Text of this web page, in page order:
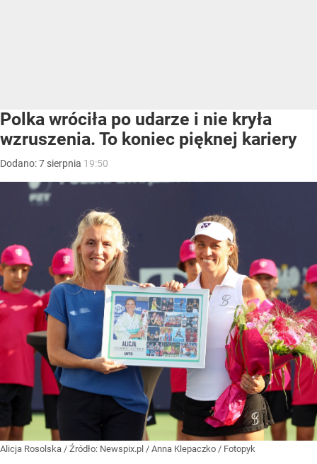
Polka wróciła po udarze i nie kryła
wzruszenia. To koniec pięknej kariery
Dodano:7 sierpnia 19:50
Alicja Rosolska / Źródło: Newspix.pl / Anna Klepaczko / Fotopyk